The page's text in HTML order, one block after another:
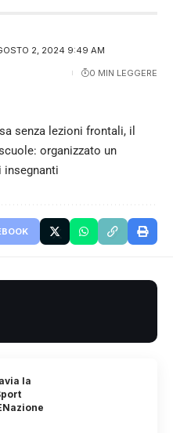
2, 2024 9:49 AM
0 MIN LEGGERE
senza lezioni frontali, il
organizzato un
insegnanti
la